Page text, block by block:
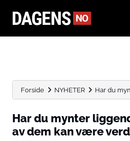
Forside NYHETER Har du
Har du mynter
av dem kan være